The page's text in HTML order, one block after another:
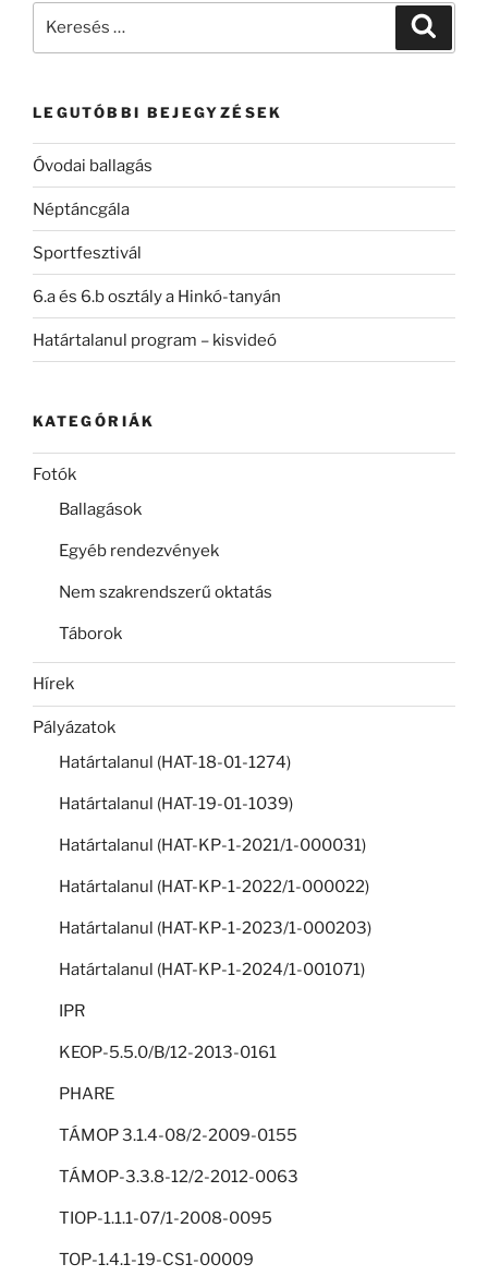
LEGUTÓBBI BEJEGYZÉSEK
Óvodai ballagás
Néptáncgála
Sportfesztivál
6.a és 6.b osztály a Hinkó-tanyán
Határtalanul program – kisvideó
KATEGÓRIÁK
Fotók
Ballagások
Egyéb rendezvények
Nem szakrendszerű oktatás
Táborok
Hírek
Pályázatok
Határtalanul (HAT-18-01-1274)
Határtalanul (HAT-19-01-1039)
Határtalanul (HAT-KP-1-2021/1-000031)
Határtalanul (HAT-KP-1-2022/1-000022)
Határtalanul (HAT-KP-1-2023/1-000203)
Határtalanul (HAT-KP-1-2024/1-001071)
IPR
KEOP-5.5.0/B/12-2013-0161
PHARE
TÁMOP 3.1.4-08/2-2009-0155
TÁMOP-3.3.8-12/2-2012-0063
TIOP-1.1.1-07/1-2008-0095
TOP-1.4.1-19-CS1-00009